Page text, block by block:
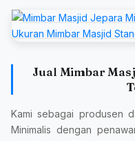
Jual Mimbar
Kami sebagai produsen
Minimalis dengan